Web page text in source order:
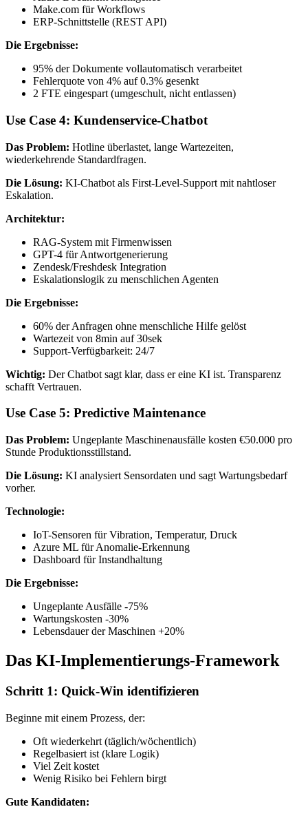
Make.com für Workflows
ERP-Schnittstelle (REST API)
Die Ergebnisse:
95% der Dokumente vollautomatisch verarbeitet
Fehlerquote von 4% auf 0.3% gesenkt
2 FTE eingespart (umgeschult, nicht entlassen)
Use Case 4: Kundenservice-Chatbot
Das Problem: Hotline überlastet, lange Wartezeiten,
wiederkehrende Standardfragen.
Die Lösung: KI-Chatbot als First-Level-Support mit nahtloser
Eskalation.
Architektur:
RAG-System mit Firmenwissen
GPT-4 für Antwortgenerierung
Zendesk/Freshdesk Integration
Eskalationslogik zu menschlichen Agenten
Die Ergebnisse:
60% der Anfragen ohne menschliche Hilfe gelöst
Wartezeit von 8min auf 30sek
Support-Verfügbarkeit: 24/7
Wichtig: Der Chatbot sagt klar, dass er eine KI ist. Transparenz
schafft Vertrauen.
Use Case 5: Predictive Maintenance
Das Problem: Ungeplante Maschinenausfälle kosten €50.000 pro
Stunde Produktionsstillstand.
Die Lösung: KI analysiert Sensordaten und sagt Wartungsbedarf
vorher.
Technologie:
IoT-Sensoren für Vibration, Temperatur, Druck
Azure ML für Anomalie-Erkennung
Dashboard für Instandhaltung
Die Ergebnisse:
Ungeplante Ausfälle -75%
Wartungskosten -30%
Lebensdauer der Maschinen +20%
Das KI-Implementierungs-Framework
Schritt 1: Quick-Win identifizieren
Beginne mit einem Prozess, der:
Oft wiederkehrt (täglich/wöchentlich)
Regelbasiert ist (klare Logik)
Viel Zeit kostet
Wenig Risiko bei Fehlern birgt
Gute Kandidaten: